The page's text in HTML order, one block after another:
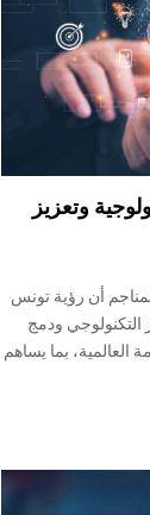
وتعزيز
أن رؤية تونس
التكنولوجي ودمج
العالمية، بما يساهم